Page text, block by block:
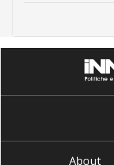
About